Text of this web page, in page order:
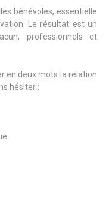
bénévoles, essentielle
Le résultat est un
professionnels et
en deux mots la relation
hésiter :